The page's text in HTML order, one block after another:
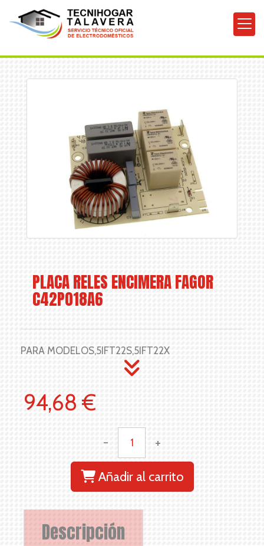
PLACA RELES ENCIMERA FAGOR
C42P018A6
PARA MODELOS,5IFT22S,5IFT22X
94,68 €
- +
Añadir al carrito
Descripción